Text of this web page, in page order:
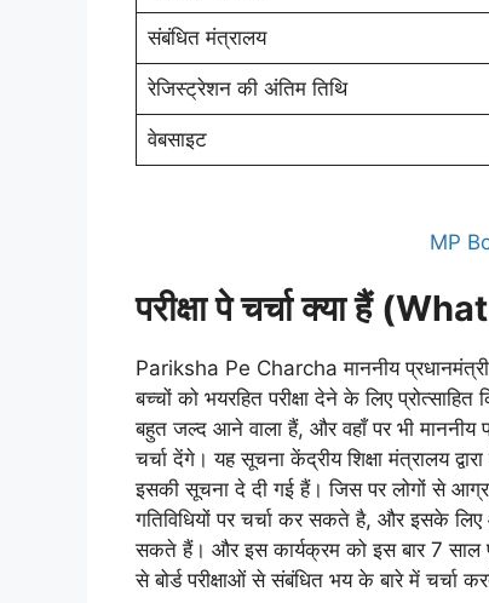
संबंधित मंत्रालय
रेजिस्ट्रेशन की अंतिम तिथि
वेबसाइट
MP
परीक्षा पे चर्चा क्या हैं
Pariksha Pe Charcha माननीय
बच्चों को भयरहित परीक्षा देने के लिए
बहुत जल्द आने वाला हैं, और वहाँ पर भी माननीय
चर्चा देंगे। यह सूचना केंद्रीय शिक्षा मंत्रालय
इसकी सूचना दे दी गई हैं। जिस पर लोगों से आग्रह
गतिविधियों पर चर्चा कर सकते है, और इसके
सकते हैं। और इस कार्यक्रम को इस बार 7 साल पूरे
से बोर्ड परीक्षाओं से संबंधित भय के बारे में चर्चा